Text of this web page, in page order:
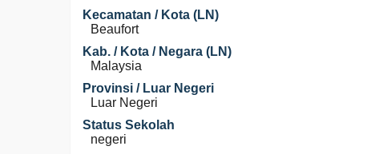
Kecamatan / Kota (LN)
Beaufort
Kab. / Kota / Negara (LN)
Malaysia
Provinsi / Luar Negeri
Luar Negeri
Status Sekolah
negeri